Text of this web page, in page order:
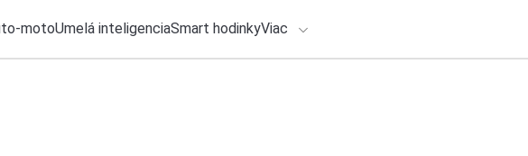
motoUmelá inteligenciaSmart hodinkyViac